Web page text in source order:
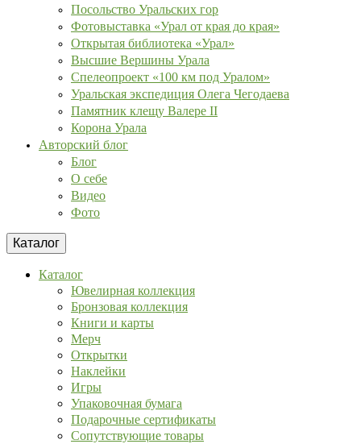
Посольство Уральских гор
Фотовыставка «Урал от края до края»
Открытая библиотека «Урал»
Высшие Вершины Урала
Спелеопроект «100 км под Уралом»
Уральская экспедиция Олега Чегодаева
Памятник клещу Валере II
Корона Урала
Авторский блог
Блог
О себе
Видео
Фото
Каталог
Каталог
Ювелирная коллекция
Бронзовая коллекция
Книги и карты
Мерч
Открытки
Наклейки
Игры
Упаковочная бумага
Подарочные сертификаты
Сопутствующие товары